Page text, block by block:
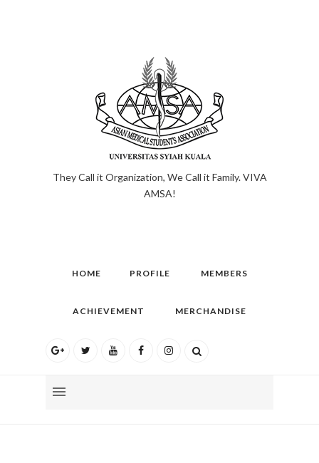
They Call it Organization, We Call it Family. VIVA
AMSA!
HOME PROFILE MEMBERS
ACHIEVEMENT MERCHANDISE